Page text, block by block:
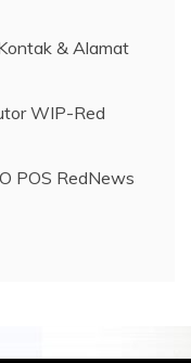
& Alamat
WIP-Red
POS RedNews